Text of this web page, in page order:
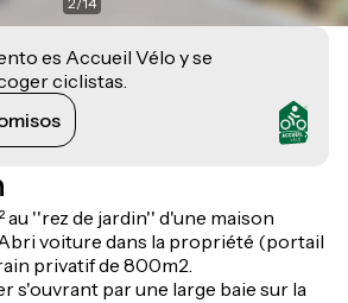
es Accueil Vélo y se
ciclistas.
au ''rez de jardin'' d'une maison
Abri voiture dans la propriété (portail
privatif de 800m2.
s'ouvrant par une large baie sur la